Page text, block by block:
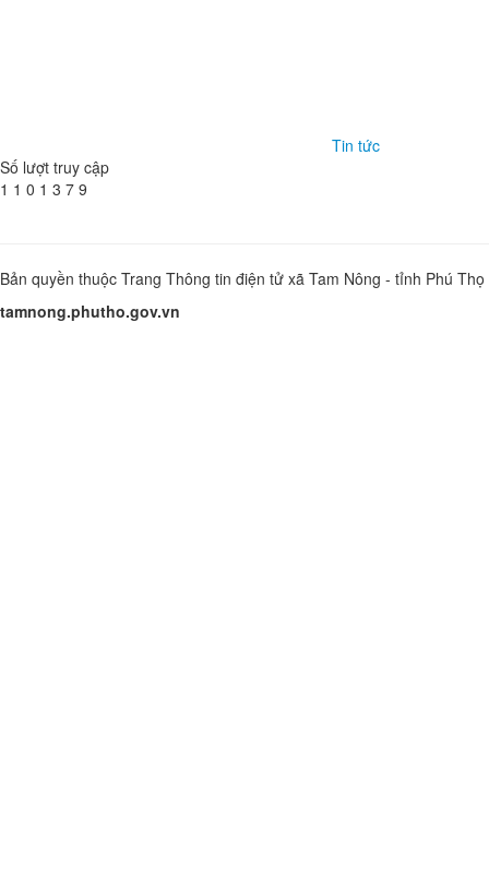
Tin tức
Số lượt truy cập
1 1 0 1 3 7 9
Bản quyền thuộc Trang Thông tin điện tử xã Tam Nông - tỉnh Phú Thọ
tamnong.phutho.gov.vn